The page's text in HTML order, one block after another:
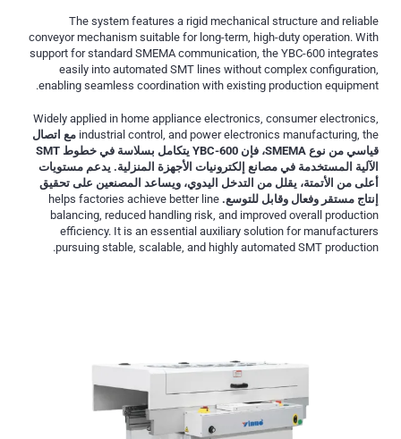
The system features a rigid mechanical structure and reliable
conveyor mechanism suitable for long-term, high-duty operation. With
support for standard SMEMA communication, the YBC-600 integrates
easily into automated SMT lines without complex configuration,
enabling seamless coordination with existing production equipment.
Widely applied in home appliance electronics, consumer electronics,
industrial control, and power electronics manufacturing, the مع اتصال
قياسي من نوع SMEMA، فإن YBC-600 يتكامل بسلاسة في خطوط SMT
الآلية المستخدمة في مصانع إلكترونيات الأجهزة المنزلية. يدعم مستويات
أعلى من الأتمتة، يقلل من التدخل اليدوي، ويساعد المصنعين على تحقيق
إنتاج مستقر وفعال وقابل للتوسع. helps factories achieve better line
balancing, reduced handling risk, and improved overall production
efficiency. It is an essential auxiliary solution for manufacturers
pursuing stable, scalable, and highly automated SMT production.